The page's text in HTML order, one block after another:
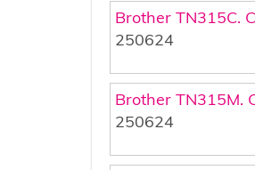
Brother TN315C.
250624
Brother TN315M.
250624